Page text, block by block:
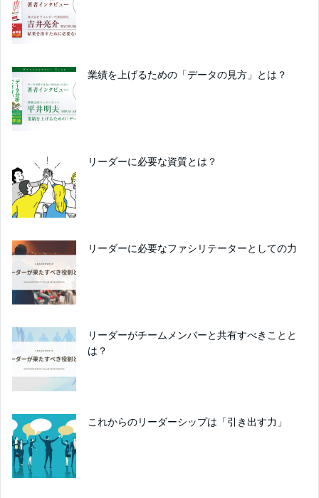
業績を上げるための「データの見方」とは？
リーダーに必要な資質とは？
リーダーに必要なファシリテーターとしての力
リーダーがチームメンバーと共有すべきことと
は？
これからのリーダーシップは「引き出す力」